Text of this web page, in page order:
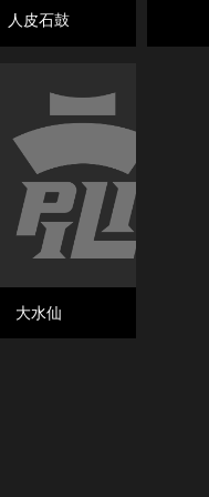
人皮石鼓
大水仙